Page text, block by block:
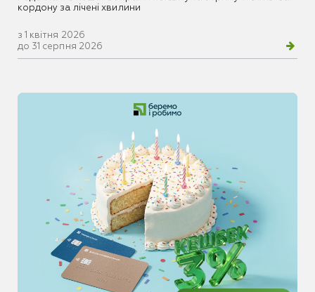
кордону за лічені хвилини
з 1 квітня 2026
до 31 серпня 2026